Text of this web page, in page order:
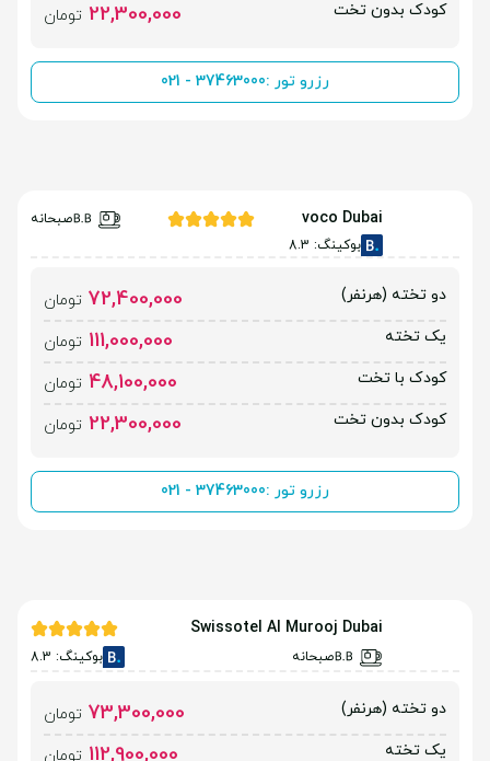
کودک بدون تخت
22,300,000 تومان
رزرو تور :021 - 37463000
voco Dubai
صبحانه
بوکینگ: 8.3
دو تخته (هرنفر) 72,400,000 تومان
یک تخته
111,000,000 تومان
کودک با تخت
48,100,000 تومان
کودک بدون تخت
22,300,000 تومان
رزرو تور :021 - 37463000
Swissotel Al Murooj Dubai
صبحانه بوکینگ: 8.3
دو تخته (هرنفر) 73,300,000 تومان
یک تخته
112,900,000 تومان